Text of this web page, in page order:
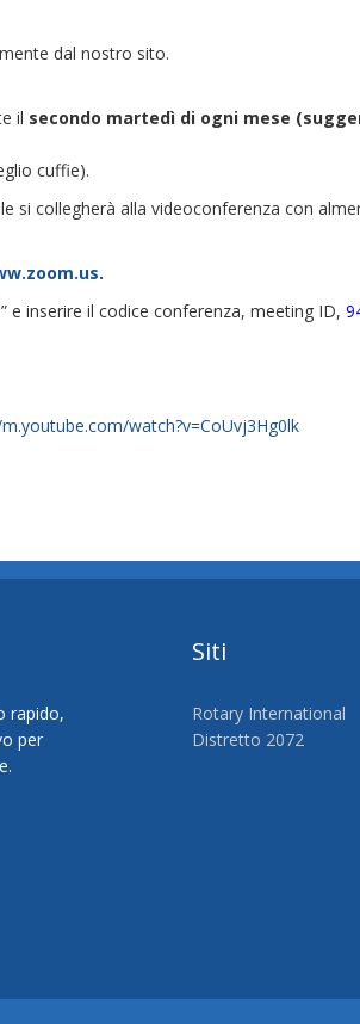
dal nostro sito.
il secondo martedì di ogni mese
cuffie).
si collegherà alla videoconferenza con
.
e inserire il codice conferenza, meeting ID,
watch?v=CoUvj3Hg0lk
Siti
Rotary International
Distretto 2072